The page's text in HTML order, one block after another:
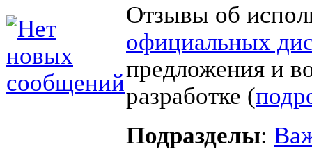
Отзывы об
официальных
предложения и
разработке (
Подразделы: